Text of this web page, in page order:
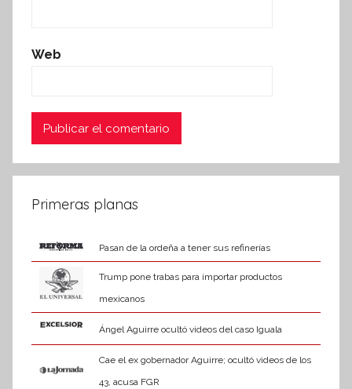
Web
Primeras planas
Pasan de la ordeña a tener sus refinerías
Trump pone trabas para importar productos
mexicanos
Ángel Aguirre ocultó videos del caso Iguala
Cae el ex gobernador Aguirre; ocultó videos de los
43, acusa FGR